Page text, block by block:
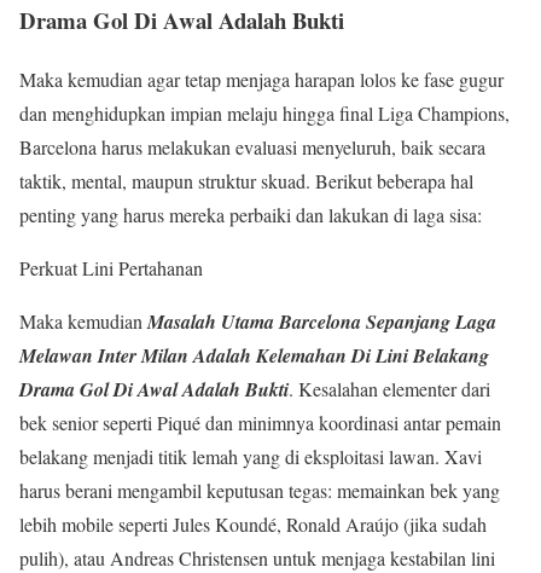
Drama Gol Di Awal Adalah Bukti
Maka kemudian agar tetap menjaga harapan lolos ke fase gugur
dan menghidupkan impian melaju hingga final Liga Champions,
Barcelona harus melakukan evaluasi menyeluruh, baik secara
taktik, mental, maupun struktur skuad. Berikut beberapa hal
penting yang harus mereka perbaiki dan lakukan di laga sisa:
Perkuat Lini Pertahanan
Maka kemudianMasalah Utama Barcelona Sepanjang Laga
Melawan Inter Milan Adalah Kelemahan Di Lini Belakang
Drama Gol Di Awal Adalah Bukti. Kesalahan elementer dari
bek senior seperti Piqué dan minimnya koordinasi antar pemain
belakang menjadi titik lemah yang di eksploitasi lawan. Xavi
harus berani mengambil keputusan tegas: memainkan bek yang
lebih mobile seperti Jules Koundé, Ronald Araújo (jika sudah
pulih), atau Andreas Christensen untuk menjaga kestabilan lini